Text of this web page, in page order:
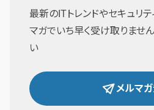
最新のITトレンドやセキュリ
マガでいち早く受け取りませ
い
メルマ